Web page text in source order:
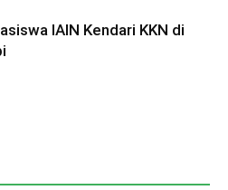
IAIN Kendari KKN di